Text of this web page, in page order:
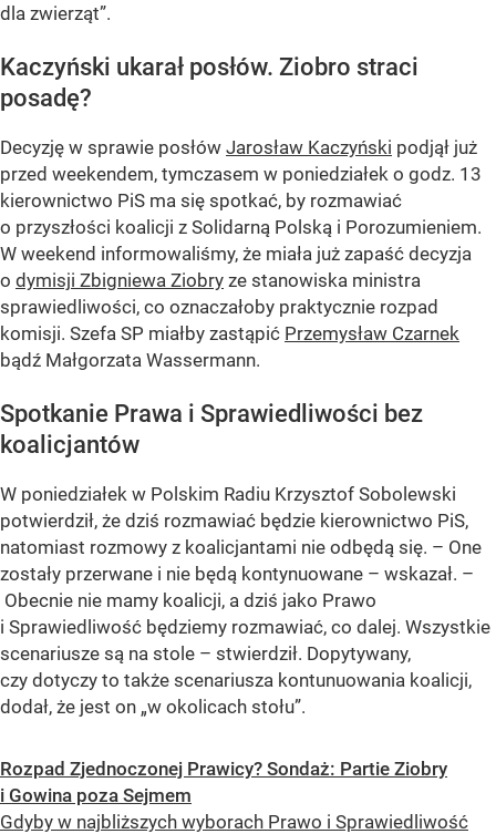
dla zwierząt”.
Kaczyński ukarał posłów. Ziobro straci
posadę?
Decyzję w sprawie posłów Jarosław Kaczyński podjął już
przed weekendem, tymczasem w poniedziałek o godz. 13
kierownictwo PiS ma się spotkać, by rozmawiać
o przyszłości koalicji z Solidarną Polską i Porozumieniem.
W weekend informowaliśmy, że miała już zapaść decyzja
o dymisji Zbigniewa Ziobry ze stanowiska ministra
sprawiedliwości, co oznaczałoby praktycznie rozpad
komisji. Szefa SP miałby zastąpić Przemysław Czarnek
bądź Małgorzata Wassermann.
Spotkanie Prawa i Sprawiedliwości bez
koalicjantów
W poniedziałek w Polskim Radiu Krzysztof Sobolewski
potwierdził, że dziś rozmawiać będzie kierownictwo PiS,
natomiast rozmowy z koalicjantami nie odbędą się. – One
zostały przerwane i nie będą kontynuowane – wskazał. –
Obecnie nie mamy koalicji, a dziś jako Prawo
i Sprawiedliwość będziemy rozmawiać, co dalej. Wszystkie
scenariusze są na stole – stwierdził. Dopytywany,
czy dotyczy to także scenariusza kontunuowania koalicji,
dodał, że jest on „w okolicach stołu”.
Rozpad Zjednoczonej Prawicy? Sondaż: Partie Ziobry
i Gowina poza Sejmem
Gdyby w najbliższych wyborach Prawo i Sprawiedliwość